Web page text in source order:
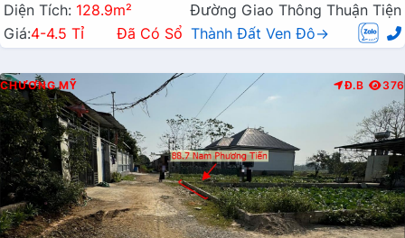
Diện Tích: 128.9m²
Đường Giao Thông Thuận Tiện
Giá:4-4.5 Tỉ Đã Có Sổ Thành Đất Ven Đô→
CHƯƠNG MỸ Đ.B 376